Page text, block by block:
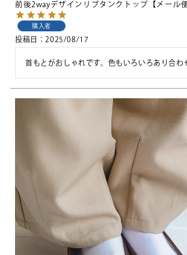
前後2wayデザインリブタンクトップ【メール
購入者
投稿日 2025/08/17
首もとがおしゃれです。色もいろいろあり合わ